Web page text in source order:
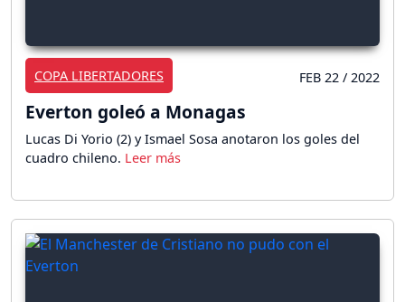
COPA LIBERTADORES FEB 22 / 2022
Everton goleó a Monagas
Lucas Di Yorio (2) y Ismael Sosa anotaron los goles del
cuadro chileno.